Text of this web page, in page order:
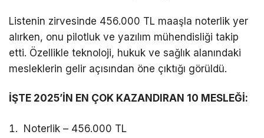
Listenin zirvesinde 456.000 TL maaşla noterlik yer
alırken, onu pilotluk ve yazılım mühendisliği takip
etti. Özellikle teknoloji, hukuk ve sağlık alanındaki
mesleklerin gelir açısından öne çıktığı görüldü.
İŞTE 2025’İN EN ÇOK KAZANDIRAN 10 MESLEĞİ:
Noterlik – 456.000 TL